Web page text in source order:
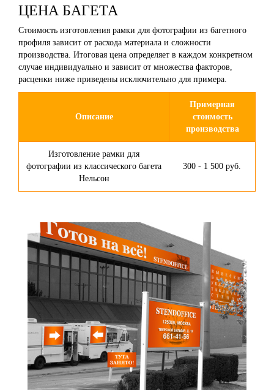
ЦЕНА БАГЕТА
Стоимость изготовления рамки для фотографии из багетного
профиля зависит от расхода материала и сложности
производства. Итоговая цена определяет в каждом конкретном
случае индивидуально и зависит от множества факторов,
расценки ниже приведены исключительно для примера.
Описание
Примерная
стоимость
производства
Изготовление рамки для
фотографии из классического багета
Нельсон
300 - 1 500 руб.